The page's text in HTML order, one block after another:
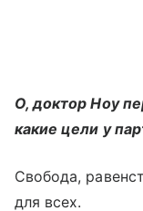
О, доктор Ноу
какие цели у
Свобода,
для всех.